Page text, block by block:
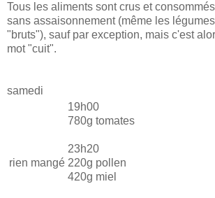
Tous les aliments sont crus et
sans assaisonnement (même les
"bruts"), sauf par exception, mais c'est
mot "cuit".
samedi
rien mangé
19h00
780g tomates
23h20
220g pollen
420g miel